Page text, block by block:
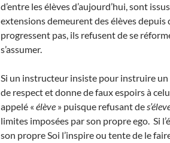
d’entre les élèves d’aujourd’hui, sont
extensions demeurent des élèves depuis
progressent pas, ils refusent de se
s’assumer.
Si un instructeur insiste pour instruire un
de respect et donne de faux espoirs à
appelé « élève » puisque refusant de
limites imposées par son propre ego. Si
son propre Soi l’inspire ou tente de le